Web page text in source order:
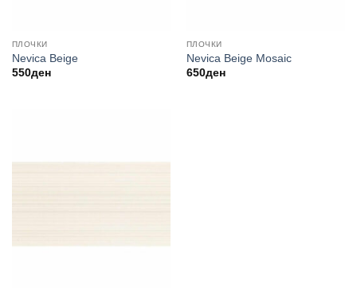
ПЛОЧКИ
Nevica Beige
550ден
ПЛОЧКИ
Nevica Beige Mosaic
650ден